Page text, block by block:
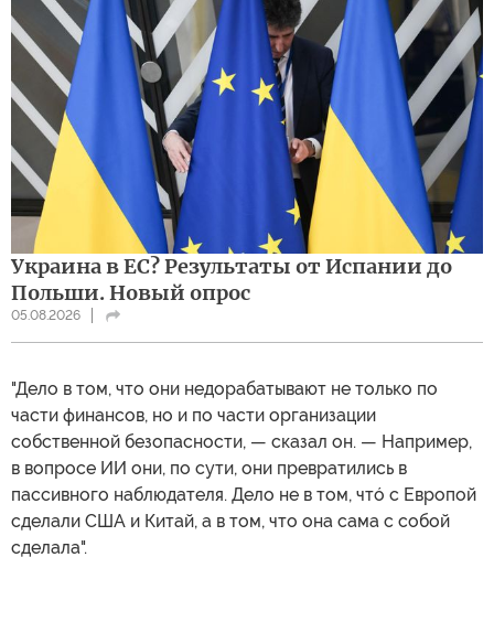
Украина в ЕС? Результаты от Испании до
Польши. Новый опрос
05.08.2026
"Дело в том, что они недорабатывают не только по
части финансов, но и по части организации
собственной безопасности, — сказал он. — Например,
в вопросе ИИ они, по сути, они превратились в
пассивного наблюдателя. Дело не в том, чтó с Европой
сделали США и Китай, а в том, что она сама с собой
сделала".